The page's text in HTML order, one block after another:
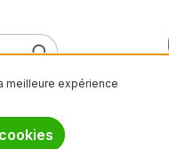
tout-terrain
meilleure expérience